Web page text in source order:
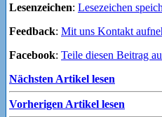
Lesenzeichen: Lesezeichen
Feedback: Mit uns Kontakt
Facebook: Teile diesen Beitrag
Nächsten Artikel lesen
Vorherigen Artikel lesen